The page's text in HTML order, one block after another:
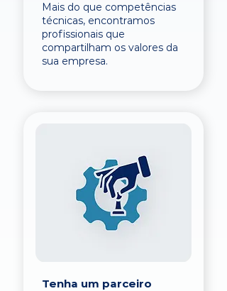
Mais do que competências
técnicas, encontramos
profissionais que
compartilham os valores da
sua empresa.
Tenha um parceiro